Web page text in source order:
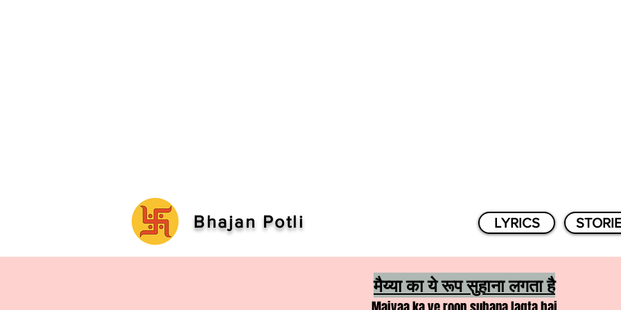
Bhajan Potli LYRICS
मैय्या का ये रूप सुहाना लगता है